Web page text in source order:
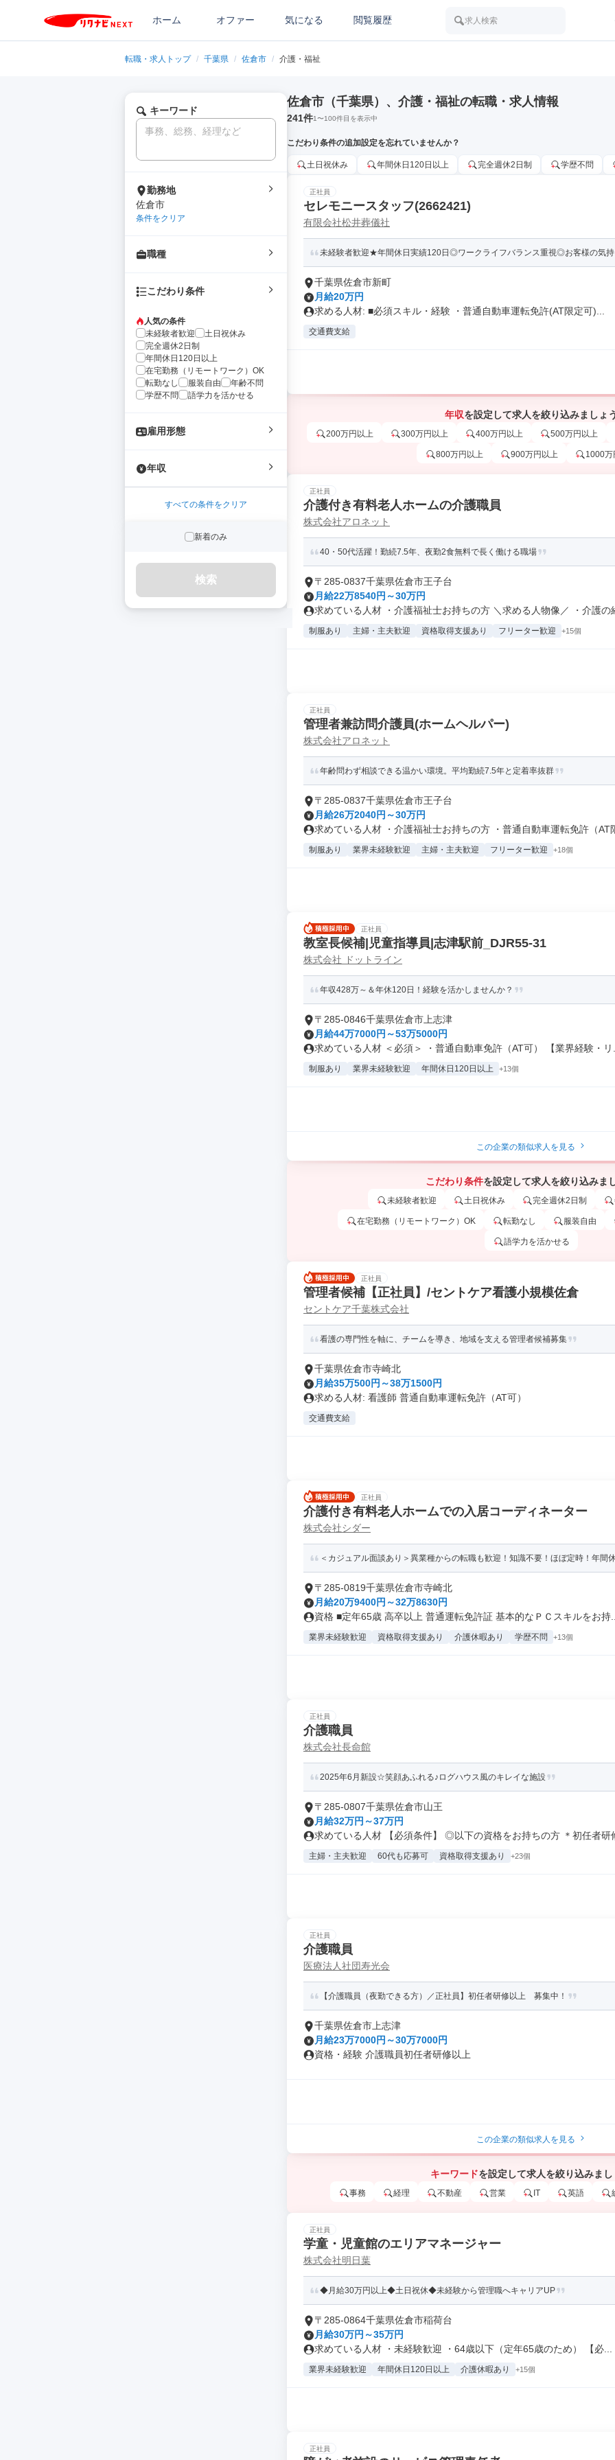
ホーム オファー 気になる 閲覧履歴 求人検索
転職・求人トップ / 千葉県 / 佐倉市 / 介護・福祉
キーワード
勤務地
佐倉市
条件をクリア
職種
こだわり条件
人気の条件
未経験者歓迎
土日祝休み
完全週休2日制
年間休日120日以上
在宅勤務（リモートワーク）OK
転勤なし
服装自由
年齢不問
学歴不問
語学力を活かせる
雇用形態
年収
すべての条件をクリア
新着のみ
検索
佐倉市（千葉県）、介護・福祉の転職・求人情報
241件1〜100件目を表示中
こだわり条件の追加設定を忘れていませんか？
土日祝休み 年間休日120日以上 完全週休2日制 学歴不問
正社員
セレモニースタッフ(2662421)
有限会社松井葬儀社
未経験者歓迎★年間休日実績120日◎ワークライフバランス重視◎お客様の気持
千葉県佐倉市新町
月給20万円
求める人材: ■必須スキル・経験 ・普通自動車運転免許(AT限定可)...
交通費支給
年収を設定して求人を絞り込みましょ
200万円以上 300万円以上 400万円以上 500万円以上
800万円以上 900万円以上 1000万
正社員
介護付き有料老人ホームの介護職員
株式会社アロネット
40・50代活躍！勤続7.5年、夜勤2食無料で長く働ける職場
〒285-0837千葉県佐倉市王子台
月給22万8540円～30万円
求めている人材 ・介護福祉士お持ちの方 ＼求める人物像／ ・介護の
制服あり 主婦・主夫歓迎 資格取得支援あり フリーター歓迎 +15個
正社員
管理者兼訪問介護員(ホームヘルパー)
株式会社アロネット
年齢問わず相談できる温かい環境。平均勤続7.5年と定着率抜群
〒285-0837千葉県佐倉市王子台
月給26万2040円～30万円
求めている人材 ・介護福祉士お持ちの方 ・普通自動車運転免許（AT
制服あり 業界未経験歓迎 主婦・主夫歓迎 フリーター歓迎 +18個
正社員
教室長候補|児童指導員|志津駅前_DJR55-31
株式会社 ドットライン
年収428万～＆年休120日！経験を活かしませんか？
〒285-0846千葉県佐倉市上志津
月給44万7000円～53万5000円
求めている人材 ＜必須＞ ・普通自動車免許（AT可） 【業界経験・リ
制服あり 業界未経験歓迎 年間休日120日以上 +13個
この企業の類似求人を見る
こだわり条件を設定して求人を絞り込みま
未経験者歓迎 土日祝休み 完全週休2日制
在宅勤務（リモートワーク）OK 転勤なし 服装自由
語学力を活かせる
正社員
管理者候補【正社員】/セントケア看護小規模佐倉
セントケア千葉株式会社
看護の専門性を軸に、チームを導き、地域を支える管理者候補募集
千葉県佐倉市寺崎北
月給35万500円～38万1500円
求める人材: 看護師 普通自動車運転免許（AT可）
交通費支給
正社員
介護付き有料老人ホームでの入居コーディネーター
株式会社シダー
＜カジュアル面談あり＞異業種からの転職も歓迎！知識不要！ほぼ定時！年
〒285-0819千葉県佐倉市寺崎北
月給20万9400円～32万8630円
資格 ■定年65歳 高卒以上 普通運転免許証 基本的なＰＣスキルをお持
業界未経験歓迎 資格取得支援あり 介護休暇あり 学歴不問 +13個
正社員
介護職員
株式会社長命館
2025年6月新設☆笑顔あふれる♪ログハウス風のキレイな施設
〒285-0807千葉県佐倉市山王
月給32万円～37万円
求めている人材 【必須条件】 ◎以下の資格をお持ちの方 ＊初任者研
主婦・主夫歓迎 60代も応募可 資格取得支援あり +23個
正社員
介護職員
医療法人社団寿光会
【介護職員（夜勤できる方）／正社員】初任者研修以上 募集中！
千葉県佐倉市上志津
月給23万7000円～30万7000円
資格・経験 介護職員初任者研修以上
この企業の類似求人を見る
キーワードを設定して求人を絞り込みま
事務 経理 不動産 営業 IT 英語
正社員
学童・児童館のエリアマネージャー
株式会社明日葉
◆月給30万円以上◆土日祝休◆未経験から管理職へキャリアUP
〒285-0864千葉県佐倉市稲荷台
月給30万円～35万円
求めている人材 ・未経験歓迎 ・64歳以下（定年65歳のため） 【必...
業界未経験歓迎 年間休日120日以上 介護休暇あり +15個
正社員